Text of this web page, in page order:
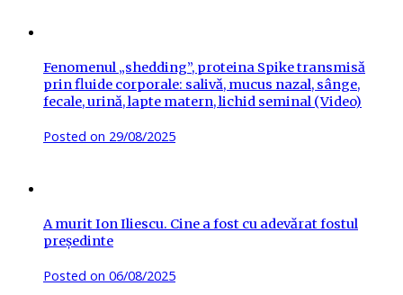
Fenomenul „shedding”, proteina Spike transmisă
prin fluide corporale: salivă, mucus nazal, sânge,
fecale, urină, lapte matern, lichid seminal (Video)
Posted on 29/08/2025
A murit Ion Iliescu. Cine a fost cu adevărat fostul
președinte
Posted on 06/08/2025